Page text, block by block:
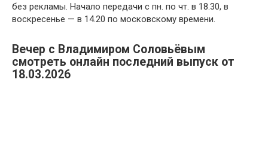
без рекламы. Начало передачи с пн. по чт. в 18.30, в
воскресенье — в 14.20 по московскому времени.
Вечер с Владимиром Соловьёвым
смотреть онлайн последний выпуск от
18.03.2026